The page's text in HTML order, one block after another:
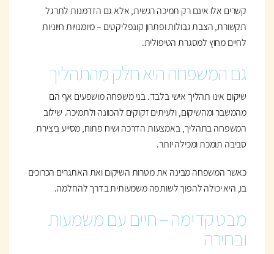
קשרים אלו אינם רק תמיכה רגשית, אלא גם הזדמנות לתרגל
תקשורת, הצבת גבולות ופתרון קונפליקטים – מיומנויות חיוניות
לחיים מחוץ למסגרת הטיפולית.
גם המשפחה היא חלק מהתהליך
שיקום אינו תהליך אישי בלבד. בני משפחה מושפעים אף הם
מהמשבר ומהשיקום, ולעיתים זקוקים להכוונה ולתמיכה. שילוב
המשפחה בתהליך, באמצעות הדרכה ושיח פתוח, מסייע ביצירת
סביבה תומכת ומכילה יותר.
כאשר המשפחה מבינה את מטרות השיקום ואת האתגרים הכרוכים
בו, היא יכולה להפוך לשותפה משמעותית בדרך להחלמה.
מבט קדימה – חיים עם משמעות
ובחירה